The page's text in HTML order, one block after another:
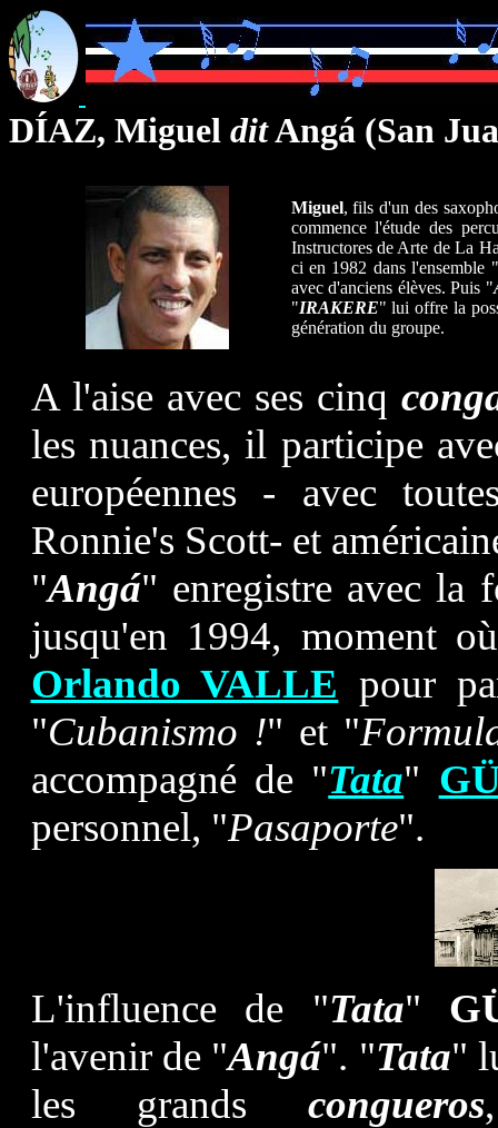
DÍAZ, Miguel ditAngá (San
Miguel, fils d'un des
commence l'étude des
Instructores de Arte de La
ci en 1982 dans l'ensemble "
avec d'anciens élèves. Puis "
"IRAKERE" lui offre la
génération du groupe.
A l'aise avec ses cinq
les nuances, il participe
européennes - avec
Ronnie's Scott- et
"Angá" enregistre avec la
jusqu'en 1994, moment
Orlando VALLE pour
"Cubanismo !" et "
accompagné de "Tata"
personnel, "Pasaporte".
L'influence de "Tata"
l'avenir de "Angá". "Tata"
les grands congueros